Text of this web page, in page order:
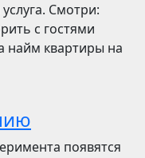
Смотри:
с гостями
найм квартиры на
появятся